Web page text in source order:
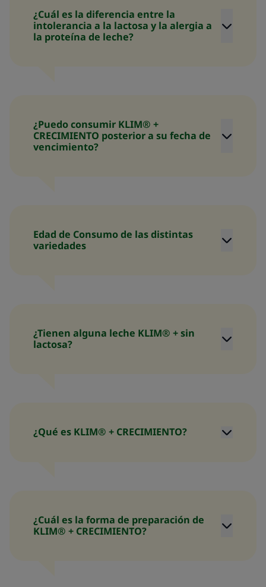
¿Cuál es la diferencia entre la
intolerancia a la lactosa y la alergia a
la proteína de leche?
¿Puedo consumir KLIM® +
CRECIMIENTO posterior a su fecha de
vencimiento?
Edad de Consumo de las distintas
variedades
¿Tienen alguna leche KLIM® + sin
lactosa?
¿Qué es KLIM® + CRECIMIENTO?
¿Cuál es la forma de preparación de
KLIM® + CRECIMIENTO?